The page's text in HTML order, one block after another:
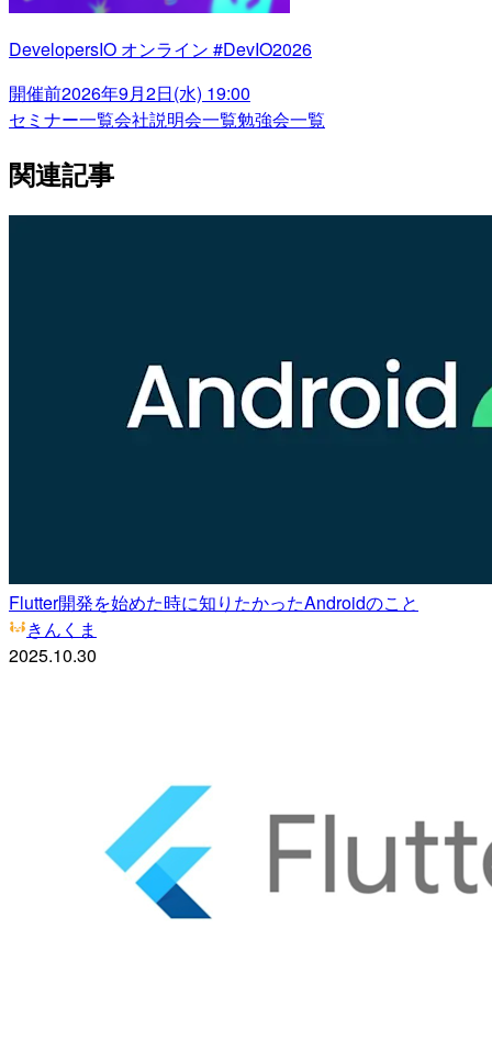
DevelopersIO オンライン #DevIO2026
開催前2026年9月2日(水) 19:00
セミナー一覧会社説明会一覧勉強会一覧
関連記事
Flutter開発を始めた時に知りたかったAndroidのこと
きんくま
2025.10.30